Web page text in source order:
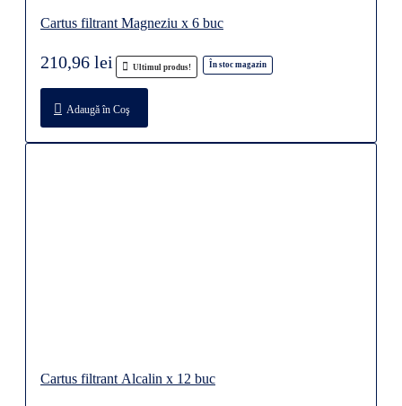
Cartus filtrant Magneziu x 6 buc
Ultimul produs! În stoc magazin
210,96 lei
Adaugă în Coş
Cartus filtrant Alcalin x 12 buc